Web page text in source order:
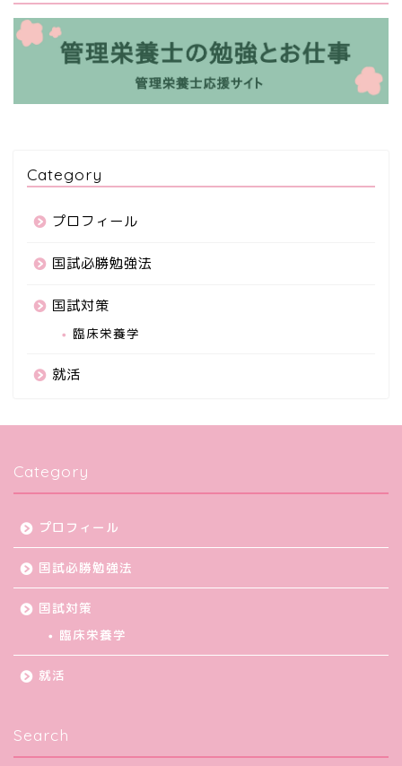
Category
プロフィール
国試必勝勉強法
国試対策
臨床栄養学
就活
Category
プロフィール
国試必勝勉強法
国試対策
臨床栄養学
就活
Search